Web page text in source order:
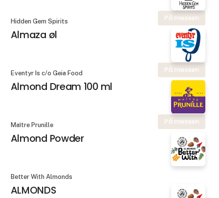
På messen
Hidden Gem Spirits
Almaza øl
På messen
Eventyr Is c/o Geia Food
Almond Dream 100 ml
På messen
Maître Prunille
Almond Powder
Better With Almonds
ALMONDS